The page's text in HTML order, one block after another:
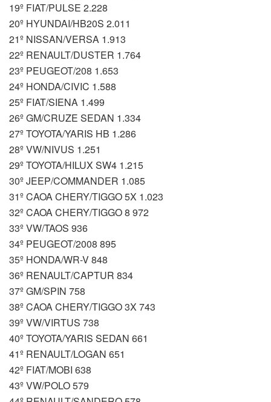
19º FIAT/PULSE 2.228
20º HYUNDAI/HB20S 2.011
21º NISSAN/VERSA 1.913
22º RENAULT/DUSTER 1.764
23º PEUGEOT/208 1.653
24º HONDA/CIVIC 1.588
25º FIAT/SIENA 1.499
26º GM/CRUZE SEDAN 1.334
27º TOYOTA/YARIS HB 1.286
28º VW/NIVUS 1.251
29º TOYOTA/HILUX SW4 1.215
30º JEEP/COMMANDER 1.085
31º CAOA CHERY/TIGGO 5X 1.023
32º CAOA CHERY/TIGGO 8 972
33º VW/TAOS 936
34º PEUGEOT/2008 895
35º HONDA/WR-V 848
36º RENAULT/CAPTUR 834
37º GM/SPIN 758
38º CAOA CHERY/TIGGO 3X 743
39º VW/VIRTUS 738
40º TOYOTA/YARIS SEDAN 661
41º RENAULT/LOGAN 651
42º FIAT/MOBI 638
43º VW/POLO 579